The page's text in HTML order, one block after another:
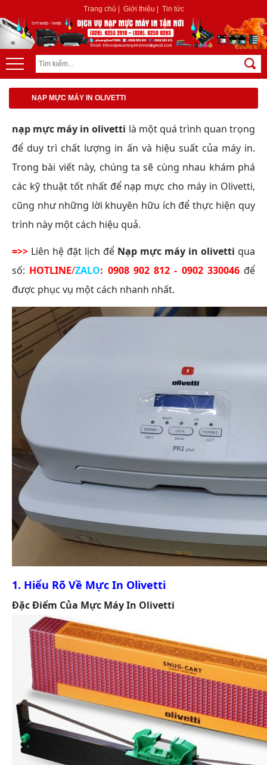
Trang chủ Giới thiệu Tin tức
NẠP MỰC MÁY IN OLIVETTI
nạp mực máy in olivetti là một quá trình quan trọng
để duy trì chất lượng in ấn và hiệu suất của máy in.
Trong bài viết này, chúng ta sẽ cùng nhau khám phá
các kỹ thuật tốt nhất để nạp mực cho máy in Olivetti,
cũng như những lời khuyên hữu ích để thực hiện quy
trình này một cách hiệu quả.
=>> Liên hệ đặt lịch để Nạp mực máy in olivetti qua
số: HOTLINE/ZALO: 0908 902 812 - 0902 330046 để
được phục vụ một cách nhanh nhất.
1. Hiểu Rõ Về Mực In Olivetti
Đặc Điểm Của Mực Máy In Olivetti